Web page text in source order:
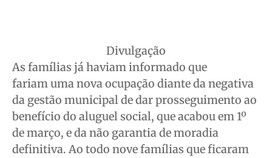
Divulgação
As famílias já haviam informado que
fariam uma nova ocupação diante da negativa
da gestão municipal de dar prosseguimento ao
benefício do aluguel social, que acabou em 1º
de março, e da não garantia de moradia
definitiva. Ao todo nove famílias que ficaram